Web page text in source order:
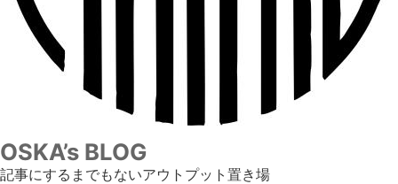
OSKA’s BLOG
記事にするまでもないアウトプット置き場